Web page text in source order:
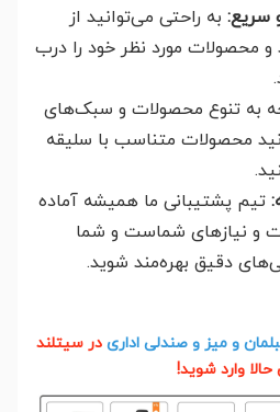
سریع: به راحتی می‌توانید از
محصولات مورد نظر خود را درب
به تنوع محصولات و سبک‌های
محصولات متناسب با سلیقه
تیم پشتیبانی ما همیشه آماده
و نیازهای شماست و شما
دقیق بهره‌مند شوید.
و میز و صندلی اداری در سیتلند
وارد شوید!